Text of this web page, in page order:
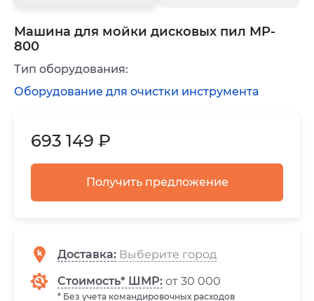
Машина для мойки дисковых пил MP-
800
693 149 ₽
Получить предложение
Доставка:
Стоимость* ШМР: от 30 000
* Без учета командировочных расходов
Тип оборудования:
Оборудование для очистки инструмента